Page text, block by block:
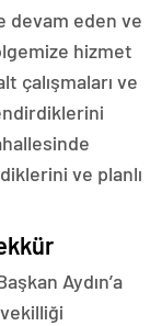
devam eden ve
hizmet
çalışmaları ve
ve planlı
Aydın’a